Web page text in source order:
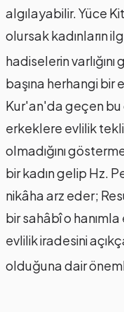
algılayabilir. Yüce
olursak kadınların
hadiselerin varlığını
başına herhangi bir
Kur'an'da geçen bu
erkeklere evlilik
olmadığını
bir kadın gelip Hz.
nikâha arz eder;
bir sahâbî o hanımla
evlilik iradesini
olduğuna dair